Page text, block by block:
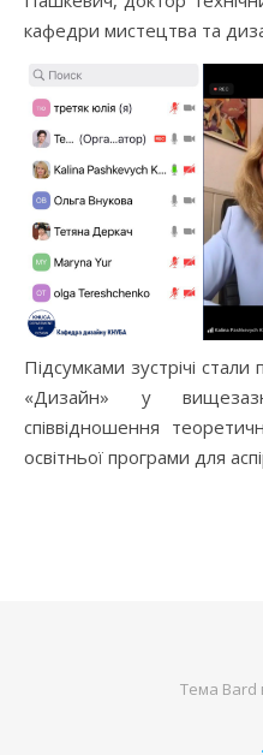
кафедри мистецтва та
Підсумками зустрічі
«Дизайн» у
співвідношення
освітньої програми для
Тема Bard